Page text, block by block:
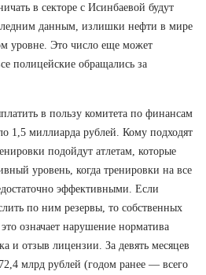
в секторе с Исинбаевой будут
данным, излишки нефти в мире
уровне. Это число еще может
полицейские обращались за
в пользу комитета по финансам
1,5 миллиарда рублей. Кому подходят
подойдут атлетам, которые
уровень, когда тренировки на все
эффективными. Если
по ним резервы, то собственных
означает нарушение норматива
и отзыв лицензии. За девять месяцев
72,4 млрд рублей (годом ранее — всего